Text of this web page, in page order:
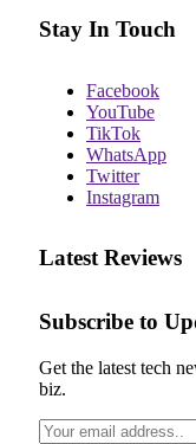
Stay In Touch
Facebook
YouTube
TikTok
WhatsApp
Twitter
Instagram
Latest Reviews
Subscribe to
Get the latest tech
biz.